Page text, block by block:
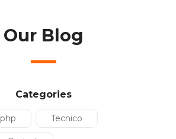
Our Blog
Categories
php Tecnico